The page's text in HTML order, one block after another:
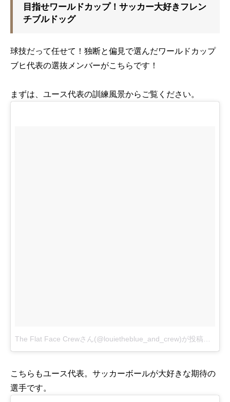
目指せワールドカップ！サッカー大好きフレン
チブルドッグ
球技だって任せて！独断と偏見で選んだワールドカップ
ブヒ代表の選抜メンバーがこちらです！
まずは、ユース代表の訓練風景からご覧ください。
こちらもユース代表。サッカーボールが大好きな期待の
選手です。